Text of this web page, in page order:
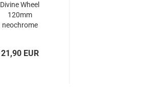
Divine Wheel
120mm
neochrome
21,90 EUR